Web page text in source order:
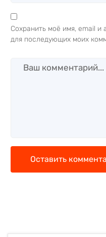
Сохранить моё имя, email и
для последующих моих
Оставить